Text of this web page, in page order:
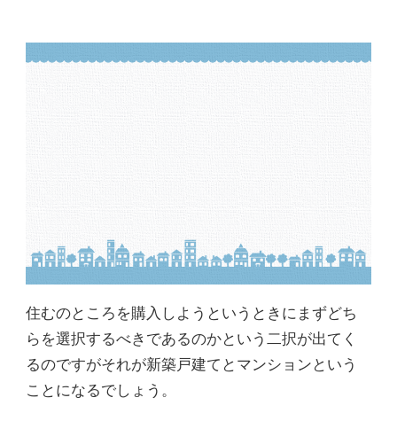
住むのところを購入しようというときにまずどち
らを選択するべきであるのかという二択が出てく
るのですがそれが新築戸建てとマンションという
ことになるでしょう。